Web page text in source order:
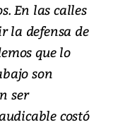
En las calles
la defensa de
que lo
son
ser
costó